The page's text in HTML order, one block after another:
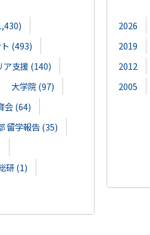
(493)
ア支援 (140)
大学院 (97)
会 (64)
留学報告 (35)
研 (1)
2026
2019
2012
2005